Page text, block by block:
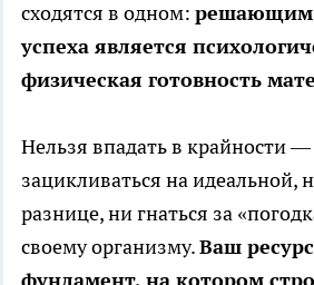
сходятся в одном: решающим
успеха является
физическая готовность
Нельзя впадать в крайности
зацикливаться на идеальной,
разнице, ни гнаться за
своему организму.Ваш